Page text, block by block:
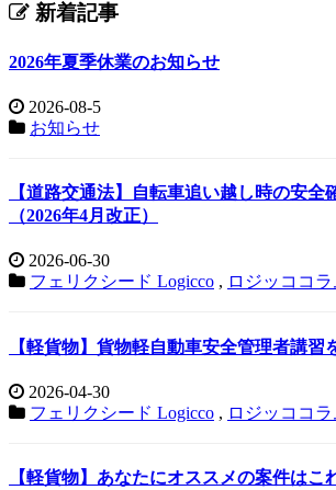
新着記事
2026年夏季休業のお知らせ
2026-08-5
お知らせ
【道路交通法】自転車追い越し時の安全
（2026年4月改正）
2026-06-30
フェリクシード Logicco , ロジッココラ
【軽貨物】貨物軽自動車安全管理者講習
2026-04-30
フェリクシード Logicco , ロジッココラ
【軽貨物】あなたにオススメの案件はこ